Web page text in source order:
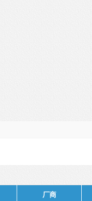
厂商